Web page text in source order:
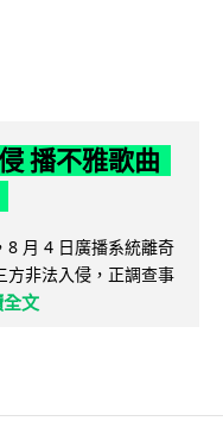
播不雅歌曲
8 月 4 日廣播系統離奇
方非法入侵，正調查事
全文